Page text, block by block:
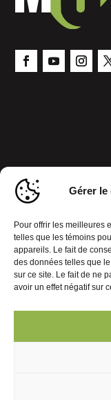
Gérer le
Pour offrir les meilleures
telles que les témoins
appareils. Le fait de
des données telles que
sur ce site. Le fait de ne
avoir un effet négatif sur
© 2026 Journal